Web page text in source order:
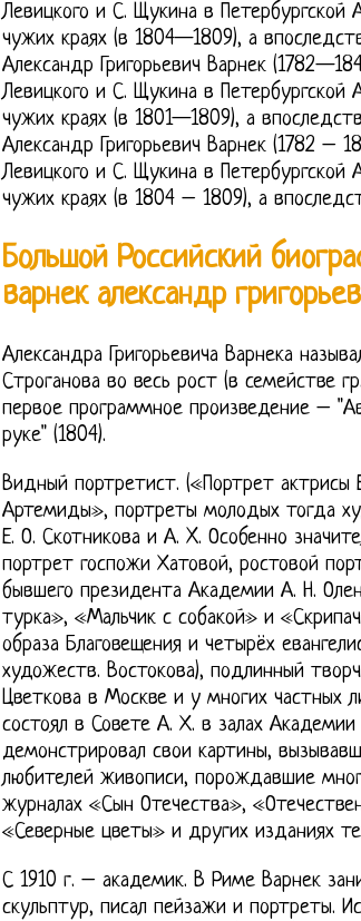
Левицкого и С. Щукина в
чужих краях (в 1804—1809), а
Александр Григорьевич Варнек
Левицкого и С. Щукина в
чужих краях (в 1801—1809), а
Александр Григорьевич Варнек (1782 –
Левицкого и С. Щукина в
чужих краях (в 1804 – 1809), а
Большой Российский
варнек александр
Александра Григорьевича Варнека
Строганова во весь рост (в семействе
первое программное произведение –
руке" (1804).
Видный портретист. («Портрет актрисы
Артемиды», портреты молодых тогда
Е. О. Скотникова и А. X. Особенно
портрет госпожи Хатовой, ростовой
бывшего президента Академии А. Н.
турка», «Мальчик с собакой» и
образа Благовещения и четырёх
художеств. Востокова), подлинный
Цветкова в Москве и у многих частных
состоял в Совете А. Х. в залах
демонстрировал свои картины,
любителей живописи, порождавшие
журналах «Сын Отечества»,
«Северные цветы» и других изданиях
С 1910 г. – академик. В Риме Варнек
скульптур, писал пейзажи и портреты.